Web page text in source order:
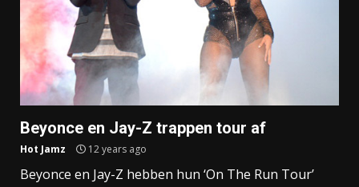
Beyonce en Jay-Z trappen tour af
Hot Jamz 12 years ago
Beyonce en Jay-Z hebben hun ‘On The Run Tour’